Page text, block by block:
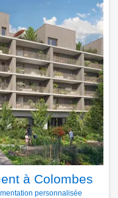
à Colombes
personnalisée